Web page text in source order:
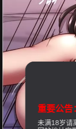
重要公告
未满18岁请